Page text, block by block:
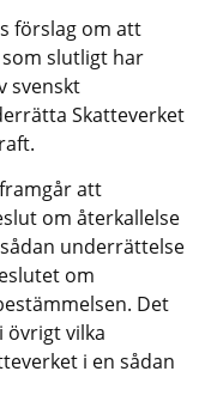
förslag om att
slutligt har
svenskt
Skatteverket
att
om återkallelse
underrättelse
om
Det
övrigt vilka
i en sådan